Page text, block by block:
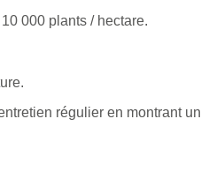
000 plants / hectare.
régulier en montrant un